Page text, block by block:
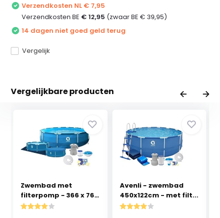
Verzendkosten NL € 7,95
Verzendkosten BE € 12,95 (zwaar BE € 39,95)
14 dagen niet goed geld terug
Vergelijk
Vergelijkbare producten
Zwembad met
filterpomp - 366 x 76
cm ...
Avenli - zwembad
450x122cm - met filt...